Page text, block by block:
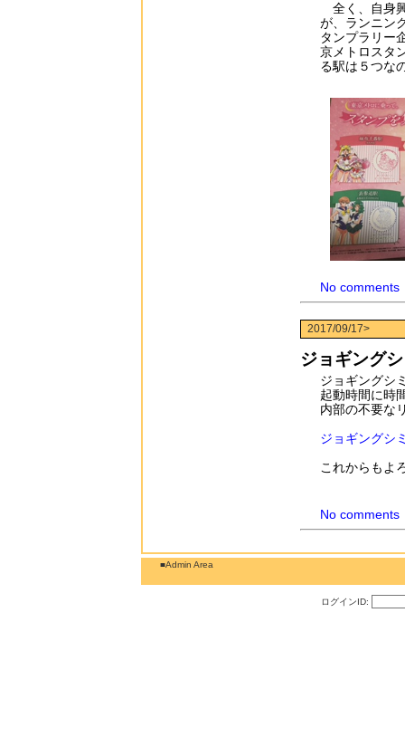
全く、自身
が、ランニン
タンプラリー
京メトロスタ
る駅は５つな
No comments
2017/09/17>
ジョギング
ジョギングシ
起動時間に時
内部の不要な
ジョギングシ
これからもよ
No comments
■Admin Area
ログインID: